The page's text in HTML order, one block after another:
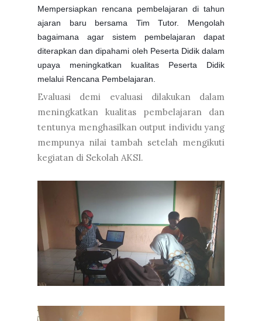
Mempersiapkan rencana pembelajaran di tahun
ajaran baru bersama Tim Tutor. Mengolah
bagaimana agar sistem pembelajaran dapat
diterapkan dan dipahami oleh Peserta Didik dalam
upaya meningkatkan kualitas Peserta Didik
melalui Rencana Pembelajaran.
Evaluasi demi evaluasi dilakukan dalam
meningkatkan kualitas pembelajaran dan
tentunya menghasilkan output individu yang
mempunya nilai tambah setelah mengikuti
kegiatan di Sekolah AKSI.